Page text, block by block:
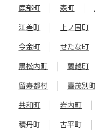
鹿部町 森町
江差町 上ノ国町
今金町 せたな町
黒松内町 蘭越町
留寿都村 喜茂別
共和町 岩内町
積丹町 古平町